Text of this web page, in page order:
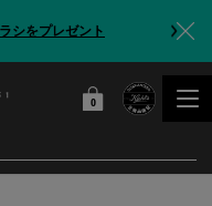
シをプレゼント
カート
0
0 カート内の製品